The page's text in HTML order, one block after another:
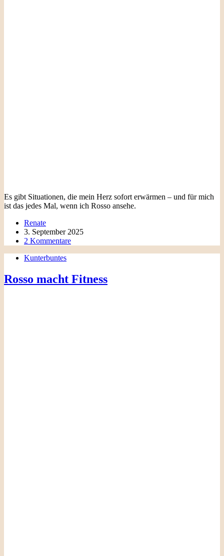
Es gibt Situationen, die mein Herz sofort erwärmen – und für mich
ist das jedes Mal, wenn ich Rosso ansehe.
Renate
3. September 2025
2 Kommentare
Kunterbuntes
Rosso macht Fitness